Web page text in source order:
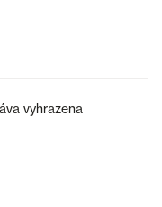
vyhrazena